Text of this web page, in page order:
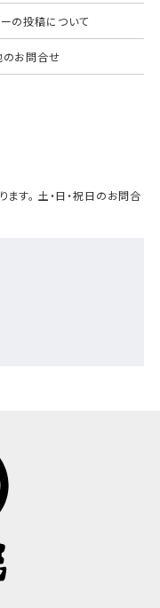
ーの投稿について
のお問合せ
す。 土・日・祝日のお問合